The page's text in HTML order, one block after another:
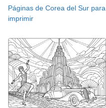
Páginas de Corea del Sur para
imprimir